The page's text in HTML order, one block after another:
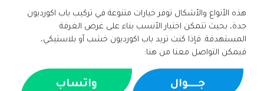
هذه الأنواع والأشكال توفر خيارات متنوعة في تركيب باب اكورديون
جدة، بحيث تتمكن اختيار الأنسب بناء على غرض الغرفة
المستهدفة. فإذا كنت تريد باب اكورديون خشب أو بلاستيكي،
فيمكن التواصل معنا من هنا:
جــــوال واتساب